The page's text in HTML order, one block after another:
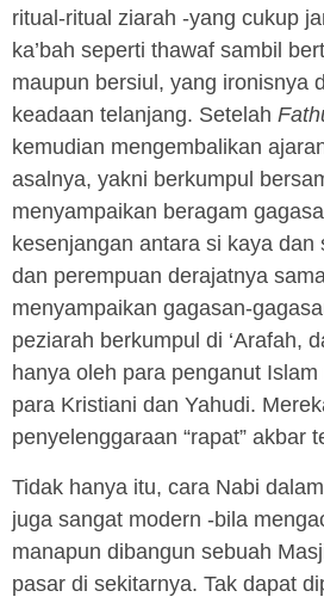
ritual-ritual ziarah -yang cukup
ka’bah seperti thawaf sambil
maupun bersiul, yang ironisnya
keadaan telanjang. Setelah
kemudian mengembalikan
asalnya, yakni berkumpul
menyampaikan beragam
kesenjangan antara si kaya dan
dan perempuan derajatnya
menyampaikan gagasan-
peziarah berkumpul di ‘Arafah,
hanya oleh para penganut
para Kristiani dan Yahudi.
penyelenggaraan “rapat” akbar
Tidak hanya itu, cara Nabi
juga sangat modern -bila
manapun dibangun sebuah
pasar di sekitarnya. Tak dapat